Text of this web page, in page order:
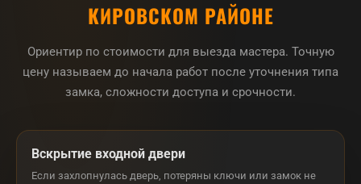
КИРОВСКОМ РАЙОНЕ
Ориентир по стоимости для выезда мастера. Точную
цену называем до начала работ после уточнения типа
замка, сложности доступа и срочности.
Вскрытие входной двери
Если захлопнулась дверь, потеряны ключи или замок не